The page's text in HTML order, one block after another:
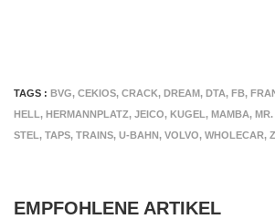
TAGS : BVG, CEKIOS, CRACK, DREAM, DTA, FB,
HELL , HERMANNPLATZ, JEICO, KUGEL , MAMBA, MR.
STEL , TAPS, TRAINS, U-BAHN, VOLVO, WHOLECAR,
EMPFOHLENE ARTIKEL